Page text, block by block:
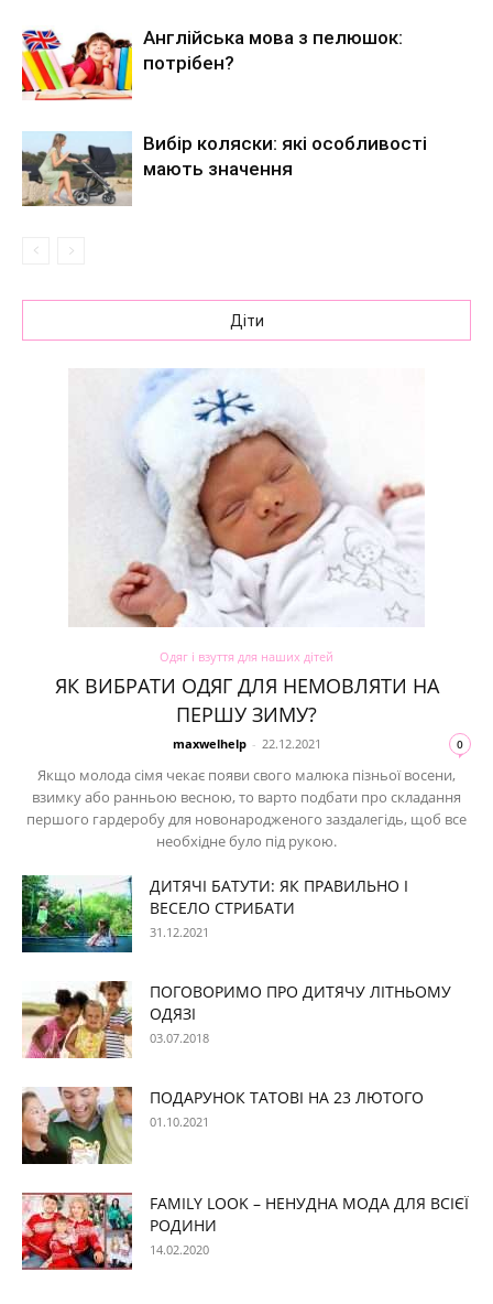
Англійська мова з пелюшок:
потрібен?
Вибір коляски: які особливості
мають значення
Діти
Одяг і взуття для наших дітей
ЯК ВИБРАТИ ОДЯГ ДЛЯ НЕМОВЛЯТИ НА
ПЕРШУ ЗИМУ?
maxwelhelp - 22.12.2021 0
Якщо молода сімя чекає появи свого малюка пізньої восени,
взимку або ранньою весною, то варто подбати про складання
першого гардеробу для новонародженого заздалегідь, щоб все
необхідне було під рукою.
ДИТЯЧІ БАТУТИ: ЯК ПРАВИЛЬНО І
ВЕСЕЛО СТРИБАТИ
31.12.2021
ПОГОВОРИМО ПРО ДИТЯЧУ ЛІТНЬОМУ
ОДЯЗІ
03.07.2018
ПОДАРУНОК ТАТОВІ НА 23 ЛЮТОГО
01.10.2021
FAMILY LOOK – НЕНУДНА МОДА ДЛЯ ВСІЄЇ
РОДИНИ
14.02.2020